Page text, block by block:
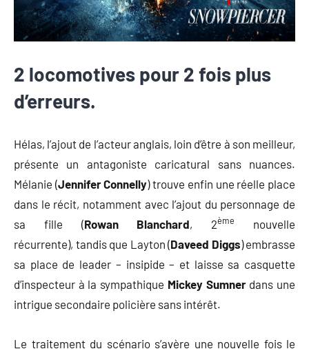
2 locomotives pour 2 fois plus
d’erreurs.
Hélas, l’ajout de l’acteur anglais, loin d’être à son meilleur,
présente un antagoniste caricatural sans nuances.
Mélanie (Jennifer Connelly) trouve enfin une réelle place
dans le récit, notamment avec l’ajout du personnage de
sa fille (Rowan Blanchard, 2ème
nouvelle
récurrente), tandis que Layton (Daveed Diggs) embrasse
sa place de leader – insipide – et laisse sa casquette
d’inspecteur à la sympathique Mickey Sumner dans une
intrigue secondaire policière sans intérêt.
Le traitement du scénario s’avère une nouvelle fois le